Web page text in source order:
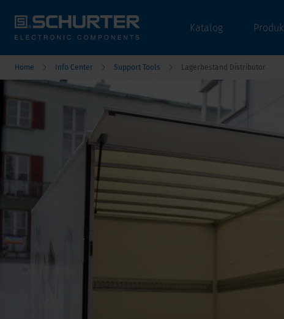
Katalog
Home Info Center Support Tools Lagerbestand Distributor